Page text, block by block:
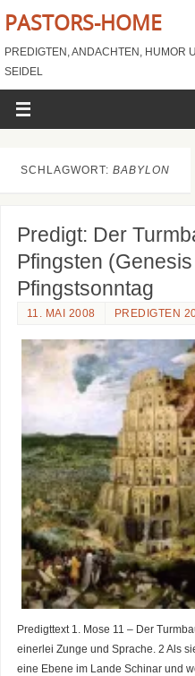
PASTORS-HOME
PREDIGTEN, ANDACHTEN, HUMOR
SEIDEL
SCHLAGWORT: BABYLON
Predigt: Der
Pfingsten
Pfingstsonntag
11. MAI 2008 PREDIGTEN
Predigttext 1. Mose 11 – Der
einerlei Zunge und Sprache. 2 Als
eine Ebene im Lande Schinar und